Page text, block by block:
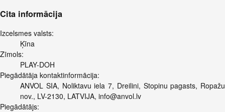
Cita informācija
Izcelsmes valsts:
Ķīna
Zīmols:
PLAY-DOH
Piegādātāja kontaktinformācija:
ANVOL SIA, Noliktavu iela 7, Dreilini, Stopinu pagasts, Ropažu
nov., LV-2130, LATVIJA, info@anvol.lv
Piegādātājs: